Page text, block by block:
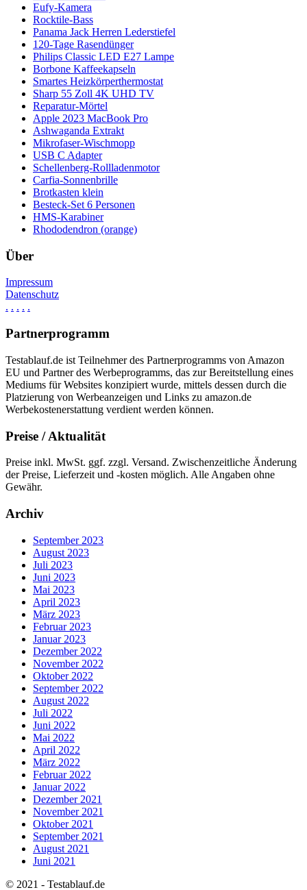
Eufy-Kamera
Rocktile-Bass
Panama Jack Herren Lederstiefel
120-Tage Rasendünger
Philips Classic LED E27 Lampe
Borbone Kaffeekapseln
Smartes Heizkörperthermostat
Sharp 55 Zoll 4K UHD TV
Reparatur-Mörtel
Apple 2023 MacBook Pro
Ashwaganda Extrakt
Mikrofaser-Wischmopp
USB C Adapter
Schellenberg-Rollladenmotor
Carfia-Sonnenbrille
Brotkasten klein
Besteck-Set 6 Personen
HMS-Karabiner
Rhododendron (orange)
Über
Impressum
Datenschutz
. . . . .
Partnerprogramm
Testablauf.de ist Teilnehmer des Partnerprogramms von Amazon
EU und Partner des Werbeprogramms, das zur Bereitstellung eines
Mediums für Websites konzipiert wurde, mittels dessen durch die
Platzierung von Werbeanzeigen und Links zu amazon.de
Werbekostenerstattung verdient werden können.
Preise / Aktualität
Preise inkl. MwSt. ggf. zzgl. Versand. Zwischenzeitliche Änderung
der Preise, Lieferzeit und -kosten möglich. Alle Angaben ohne
Gewähr.
Archiv
September 2023
August 2023
Juli 2023
Juni 2023
Mai 2023
April 2023
März 2023
Februar 2023
Januar 2023
Dezember 2022
November 2022
Oktober 2022
September 2022
August 2022
Juli 2022
Juni 2022
Mai 2022
April 2022
März 2022
Februar 2022
Januar 2022
Dezember 2021
November 2021
Oktober 2021
September 2021
August 2021
Juni 2021
© 2021 - Testablauf.de